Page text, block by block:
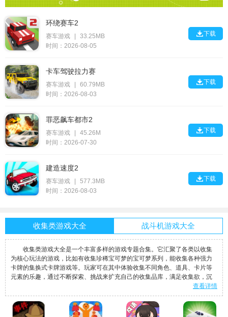
环绕赛车2
赛车游戏
33.25MB
时间：2026-08-05
下载
卡车驾驶拉力赛
赛车游戏
60.79MB
时间：2026-08-03
下载
罪恶飙车都市2
赛车游戏
45.26M
时间：2026-07-30
下载
建造速度2
赛车游戏
577.3MB
时间：2026-08-03
下载
收集类游戏大全 战斗机游戏大全
收集类游戏大全是一个丰富多样的游戏专题合集。它汇聚了各类以收集
为核心玩法的游戏，比如有收集珍稀宝可梦的宝可梦系列，能收集各种强力
卡牌的集换式卡牌游戏等。玩家可在其中体验收集不同角色、道具、卡片等
元素的乐趣，通过不断探索、挑战来扩充自己的收集品库，满足收集欲，沉
查看详情